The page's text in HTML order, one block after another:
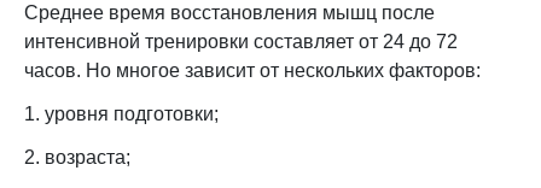
Среднее время восстановления мышц после
интенсивной тренировки составляет от 24 до 72
часов. Но многое зависит от нескольких факторов:
1. уровня подготовки;
2. возраста;